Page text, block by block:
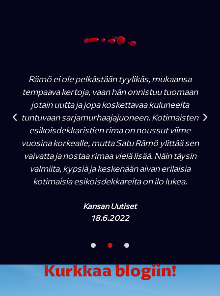
Rämö ei ole pelkästään tyylikäs, mukaansa
tempaava kertoja, vaan hän onnistuu tuomaan
jotain uutta ja jopa koskettavaa kuluneelta
tuntuvaan sarjamurhaajajuoneen. Kotimaisten
esikoisdekkaristien rima on noussut viime
vuosina korkealle, mutta Satu Rämö ylittää sen
vaivatta ja nostaa rimaa vielä lisää. Näin täysin
valmiita, kypsiä ja keskenään aivan erilaisia
kotimaisia esikoisdekkareita on ilo lukea.
Kansan Uutiset
18.6.2022
Kurkkaa blogiin!